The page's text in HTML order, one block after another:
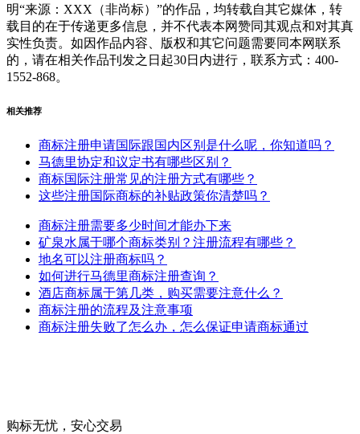
明“来源：XXX（非尚标）”的作品，均转载自其它媒体，转
载目的在于传递更多信息，并不代表本网赞同其观点和对其真
实性负责。如因作品内容、版权和其它问题需要同本网联系
的，请在相关作品刊发之日起30日内进行，联系方式：400-
1552-868。
相关推荐
商标注册申请国际跟国内区别是什么呢，你知道吗？
马德里协定和议定书有哪些区别？
商标国际注册常见的注册方式有哪些？
这些注册国际商标的补贴政策你清楚吗？
商标注册需要多少时间才能办下来
矿泉水属于哪个商标类别？注册流程有哪些？
地名可以注册商标吗？
如何进行马德里商标注册查询？
酒店商标属于第几类，购买需要注意什么？
商标注册的流程及注意事项
商标注册失败了怎么办，怎么保证申请商标通过
购标无忧，安心交易